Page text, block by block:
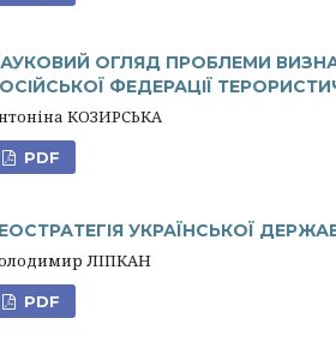
ОГЛЯД ПРОБЛЕМИ
ФЕДЕРАЦІЇ
КОЗИРСЬКА
PDF
УКРАЇНСЬКОЇ
ЛІПКАН
PDF